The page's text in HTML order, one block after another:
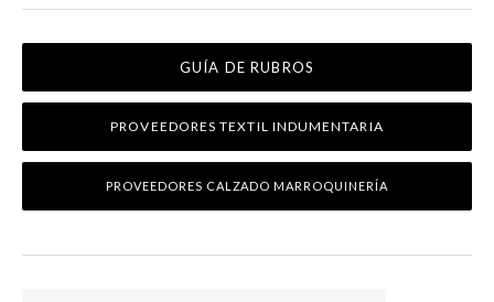
GUÍA DE RUBROS
PROVEEDORES TEXTIL INDUMENTARIA
PROVEEDORES CALZADO MARROQUINERÍA